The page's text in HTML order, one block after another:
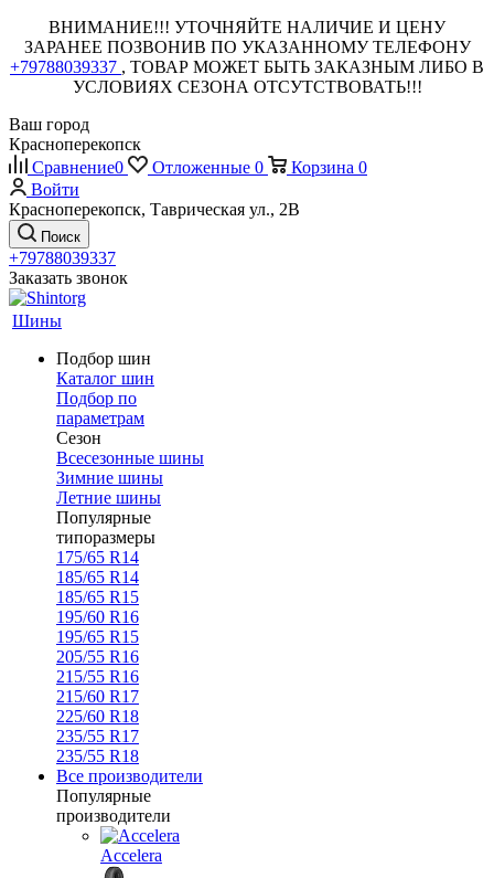
ВНИМАНИЕ!!! УТОЧНЯЙТЕ НАЛИЧИЕ И ЦЕНУ
ЗАРАНЕЕ ПОЗВОНИВ ПО УКАЗАННОМУ ТЕЛЕФОНУ
+79788039337 , ТОВАР МОЖЕТ БЫТЬ ЗАКАЗНЫМ ЛИБО В
УСЛОВИЯХ СЕЗОНА ОТСУТСТВОВАТЬ!!!
Ваш город
Красноперекопск
Сравнение0 Отложенные 0 Корзина 0
Войти
Красноперекопск, Таврическая ул., 2В
Поиск
+79788039337
Заказать звонок
Шины
Подбор шин
Каталог шин
Подбор по
параметрам
Сезон
Всесезонные шины
Зимние шины
Летние шины
Популярные
типоразмеры
175/65 R14
185/65 R14
185/65 R15
195/60 R16
195/65 R15
205/55 R16
215/55 R16
215/60 R17
225/60 R18
235/55 R17
235/55 R18
Все производители
Популярные
производители
Accelera